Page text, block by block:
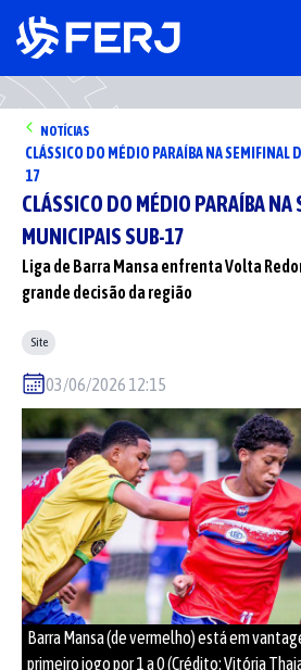
NOTÍCIAS
CLÁSSICO DO MÉDIO PARAÍBA NA SEMIFINAL
17
CLÁSSICO DO MÉDIO PARAÍBA NA
MUNICIPAIS SUB-17
Liga de Barra Mansa enfrenta Volta
grande decisão da região
Site
03/06/2026 12:15
Barra Mansa (de vermelho) está em
primeiro jogo por 1 a 0 (Crédito: Vitória